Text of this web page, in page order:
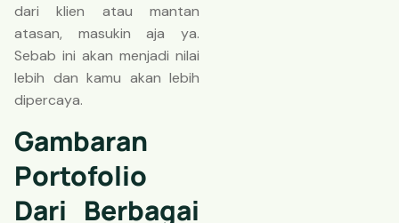
dari klien atau mantan
atasan, masukin aja ya.
Sebab ini akan menjadi nilai
lebih dan kamu akan lebih
dipercaya.
Gambaran
Portofolio
Dari Berbagai